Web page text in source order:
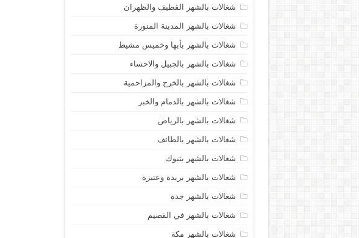
شغالات بالشهر القطيف والظهران
شغالات بالشهر المدينة المنورة
شغالات بالشهر بأبها وخميس مشيط
شغالات بالشهر بالجبيل والاحساء
شغالات بالشهر بالخرج والمزاحمية
شغالات بالشهر بالدمام والخبر
شغالات بالشهر بالرياض
شغالات بالشهر بالطائف
شغالات بالشهر بتبوك
شغالات بالشهر بريدة وعنيزة
شغالات بالشهر جدة
شغالات بالشهر في القصيم
شغالات بالشهر مكة